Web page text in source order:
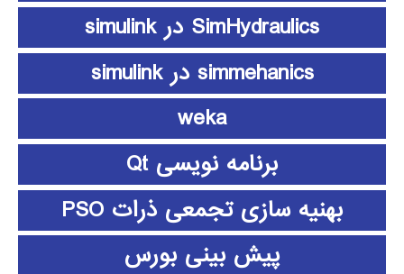
SimHydraulics در simulink
simmehanics در simulink
weka
برنامه نویسی Qt
بهنیه سازی تجمعی ذرات PSO
پیش بینی بورس